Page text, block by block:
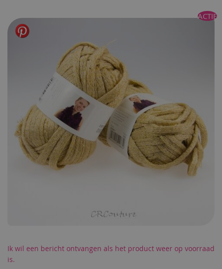
naar
ACTIE
naar
het
Ik wil een bericht ontvangen als het product weer op voorraad
is.